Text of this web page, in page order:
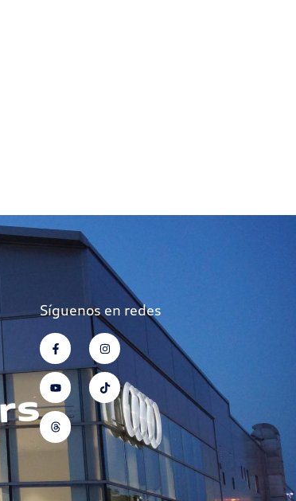
Síguenos en redes